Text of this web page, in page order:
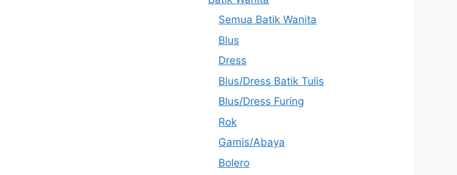
Semua Batik Wanita
Blus
Dress
Blus/Dress Batik Tulis
Blus/Dress Furing
Rok
Gamis/Abaya
Bolero